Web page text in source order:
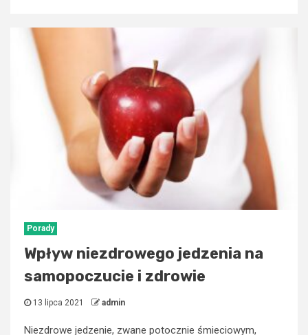
Porady
Wpływ niezdrowego jedzenia na
samopoczucie i zdrowie
13 lipca 2021 admin
Niezdrowe jedzenie, zwane potocznie śmieciowym,